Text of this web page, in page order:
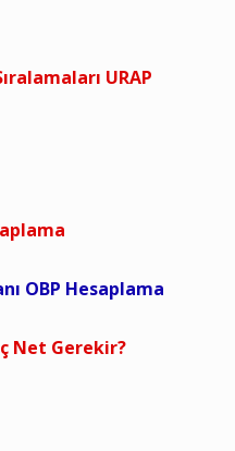
URAP
OBP Hesaplama
Net Gerekir?